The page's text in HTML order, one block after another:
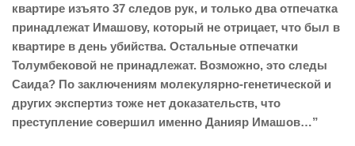
квартире изъято 37 следов рук, и только два отпечатка
принадлежат Имашову, который не отрицает, что был в
квартире в день убийства. Остальные отпечатки
Толумбековой не принадлежат. Возможно, это следы
Саида? По заключениям молекулярно-генетической и
других экспертиз тоже нет доказательств, что
преступление совершил именно Данияр Имашов…”